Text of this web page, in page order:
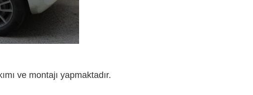
ve montajı yapmaktadır.